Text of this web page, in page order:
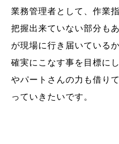
業務管理者として、作業
把握出来ていない部分も
が現場に行き届いている
確実にこなす事を目標に
やパートさんの力も借り
っていきたいです。